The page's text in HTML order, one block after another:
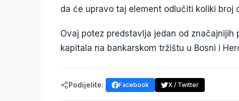
da će upravo taj element odlučiti koliki broj
Ovaj potez predstavlja jedan od
kapitala na bankarskom tržištu u Bosni i
Podijelite: Facebook X / Twitter